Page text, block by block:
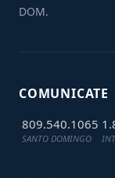
DOM.
COMUNICATE
809.540.1065
SANTO DOMINGO